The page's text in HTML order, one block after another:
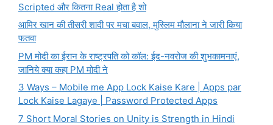
Scripted और कितना Real होता है शो
आमिर खान की तीसरी शादी पर मचा बवाल, मुस्लिम मौलाना ने जारी किया
फतवा
PM मोदी का ईरान के राष्ट्रपति को कॉल: ईद-नवरोज की शुभकामनाएं,
जानिये क्या कहा PM मोदी ने
3 Ways – Mobile me App Lock Kaise Kare | Apps par
Lock Kaise Lagaye | Password Protected Apps
7 Short Moral Stories on Unity is Strength in Hindi